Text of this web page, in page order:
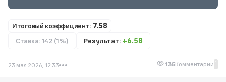
Итоговый коэффициент: 7.58
Ставка: 142 (1%)
Результат: +6.58
23 мая 2026, 12:33 135Комментарии 1